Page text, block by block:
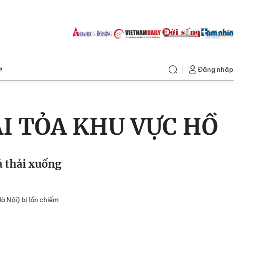
Đăng nhập
TỎA KHU VỰC HỒ
thải xuống
Nội) bị lấn chiếm